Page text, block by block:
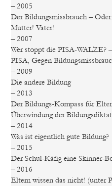
– 2005
Der Bildungsmissbrauch –
Mutter! Vater!
– 2007
Wer stoppt die PISA-WALZE?
PISA, Gegen
– 2009
Die andere Bildung
– 2013
Der Bildungs-Kompass für
Überwindung der
– 2014
Was ist eigentlich gute Bildung?
– 2015
Der Schul-Käfig eine Skinner-
– 2016
Eltern wissen das nicht! (unter